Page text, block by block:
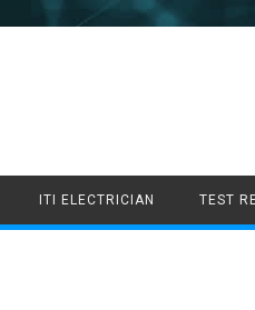
ITI ELECTRICIAN TEST